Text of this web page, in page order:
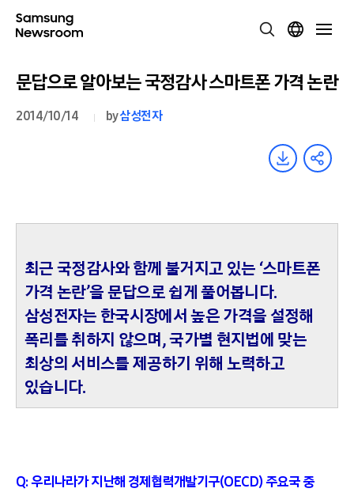
문답으로 알아보는 국정감사 스마트폰 가격 논란
2014/10/14 by삼성전자
최근 국정감사와 함께 불거지고 있는 ‘스마트폰
가격 논란’을 문답으로 쉽게 풀어봅니다.
삼성전자는 한국시장에서 높은 가격을 설정해
폭리를 취하지 않으며, 국가별 현지법에 맞는
최상의 서비스를 제공하기 위해 노력하고
있습니다.
Q: 우리나라가 지난해 경제협력개발기구(OECD) 주요국 중